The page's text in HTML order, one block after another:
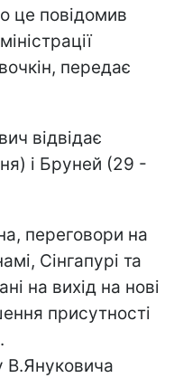
це повідомив
передає
відвідає
і Бруней (29 -
переговори на
Сінгапурі та
на вихід на нові
присутності
В.Януковича